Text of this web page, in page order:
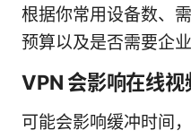
根据你常用设备数、
预算以及是否需要企
VPN 会影响在线视
可能会影响缓冲时间